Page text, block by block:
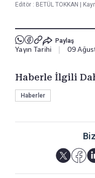
Editör : BETÜL TOKKAN
Paylaş
Yayın Tarihi 09
Haberle İlgili
Haberler